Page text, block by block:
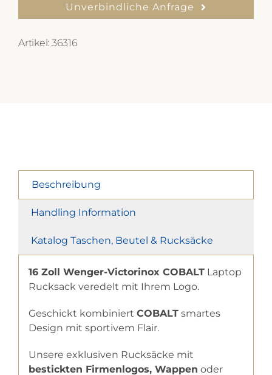
Unverbindliche Anfrage
Artikel: 36316
Beschreibung
Handling Information
Katalog Taschen, Beutel & Rucksäcke
16 Zoll Wenger-Victorinox COBALTLaptop
Rucksack veredelt mit Ihrem Logo.
Geschickt kombiniert COBALTsmartes
Design mit sportivem Flair.
Unsere exklusiven Rucksäcke mit
bestickten Firmenlogos, Wappen oder